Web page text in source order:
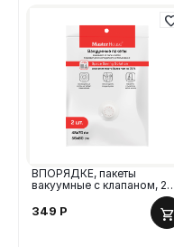
ВПОРЯДКЕ, пакеты
вакуумные с клапаном, 2
шт, 45х70 см, 56х80 см
349 Р